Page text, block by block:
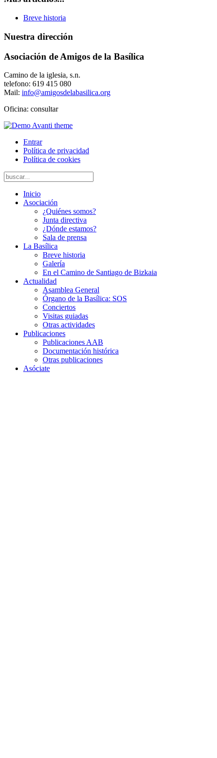
Breve historia
Nuestra dirección
Asociación de Amigos de la Basílica
Camino de la iglesia, s.n.
telefono: 619 415 080
Mail: info@amigosdelabasilica.org
Oficina: consultar
Avanti theme
Entrar
Política de privacidad
Política de cookies
Inicio
Asociación
¿Quiénes somos?
Junta directiva
¿Dónde estamos?
Sala de prensa
La Basílica
Breve historia
Galería
En el Camino de Santiago de Bizkaia
Actualidad
Asamblea General
Órgano de la Basílica: SOS
Conciertos
Visitas guiadas
Otras actividades
Publicaciones
Publicaciones AAB
Documentación histórica
Otras publicaciones
Asóciate